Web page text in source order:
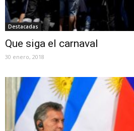
Destacadas
Que siga el carnaval
30 enero, 2018